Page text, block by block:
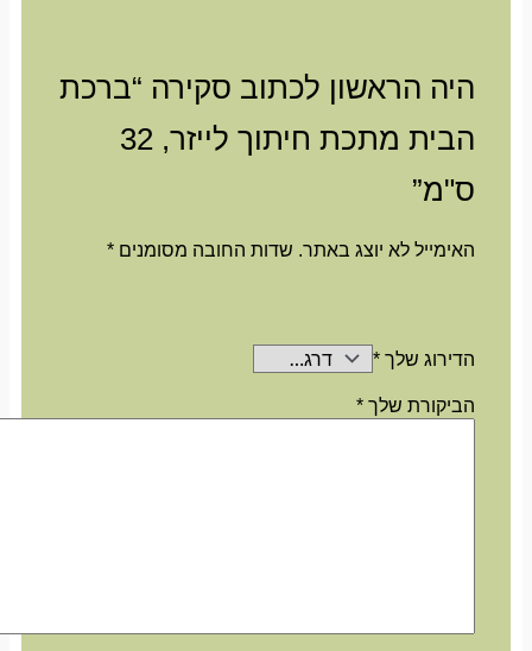
היה הראשון לכתוב סקירה “ברכת
הבית מתכת חיתוך לייזר, 32
ס"מ”
האימייל לא יוצג באתר. שדות החובה מסומנים*
הדירוג שלך*
הביקורת שלך*